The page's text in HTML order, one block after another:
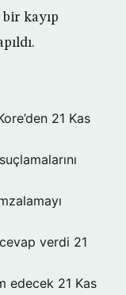
kayıp
21 Kas
cevap verdi 21
edecek 21 Kas